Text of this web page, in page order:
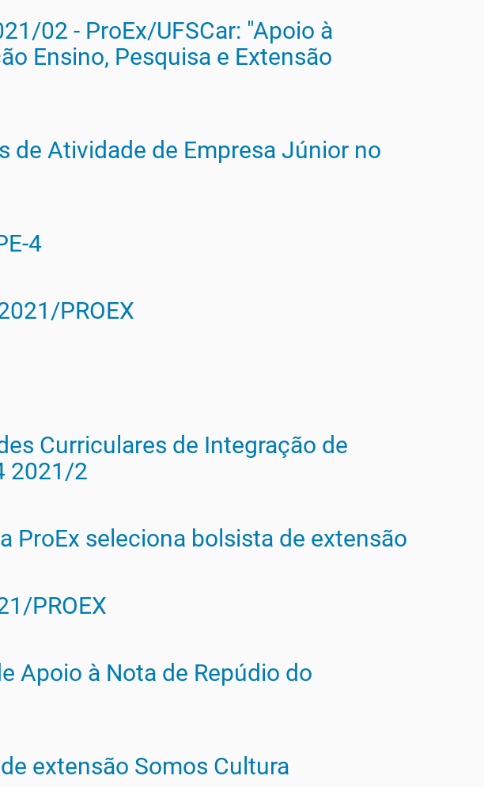
02 - ProEx/UFSCar: "Apoio à
Ensino, Pesquisa e Extensão
de Atividade de Empresa Júnior no
4
PROEX
Curriculares de Integração de
2021/2
ProEx seleciona bolsista de extensão
PROEX
Apoio à Nota de Repúdio do
extensão Somos Cultura